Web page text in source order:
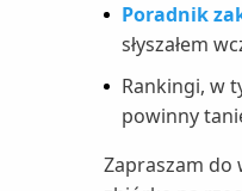
Poradnik
słyszałem
Rankingi, w
powinny
Zapraszam do